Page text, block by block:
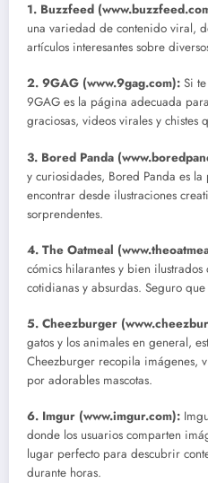
1. Buzzfeed
una variedad de contenido viral,
artículos interesantes sobre
2. 9GAG (www.9gag.com): Si
9GAG es la página adecuada
graciosas, videos virales y chistes
3. Bored Panda
y curiosidades, Bored Panda es
encontrar desde ilustraciones
sorprendentes.
4. The Oatmeal
cómics hilarantes y bien
cotidianas y absurdas. Seguro
5. Cheezburger
gatos y los animales en general,
Cheezburger recopila imágenes,
por adorables mascotas.
6. Imgur (www.imgur.com):
donde los usuarios comparten
lugar perfecto para descubrir
durante horas.